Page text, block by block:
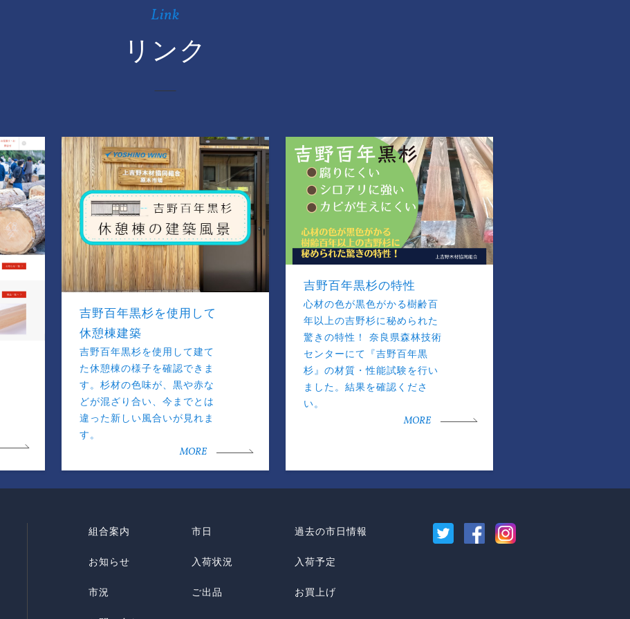
Link
リンク
吉野百年黒杉を使用して
休憩棟建築
吉野百年黒杉を使用して建て
た休憩棟の様子を確認できま
す。杉材の色味が、黒や赤な
どが混ざり合い、今までとは
違った新しい風合いが見れま
す。
MORE
吉野百年黒杉の特性
心材の色が黒色がかる樹齢百
年以上の吉野杉に秘められた
驚きの特性！ 奈良県森林技術
センターにて『吉野百年黒
杉』の材質・性能試験を行い
ました。結果を確認くださ
い。
MORE
組合案内 市日 過去の市日情報
お知らせ 入荷状況 入荷予定
市況 ご出品 お買上げ